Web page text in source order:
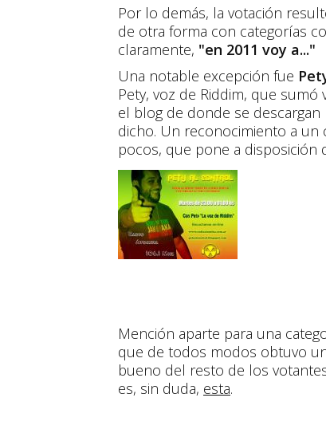
Por lo demás, la votación
de otra forma con categorías
claramente, "en 2011 voy a..."
Una notable excepción fue
Pety, voz de Riddim, que
el blog de donde se
dicho. Un reconocimiento a
pocos, que pone a
Mención aparte para una
que de todos modos obtuvo
bueno del resto de los
es, sin duda, esta.